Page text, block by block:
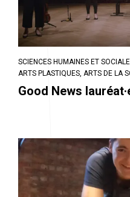
SCIENCES HUMAINES ET
ARTS PLASTIQUES, ARTS DE LA
Good News